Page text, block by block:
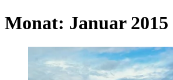
Monat: Januar 2015